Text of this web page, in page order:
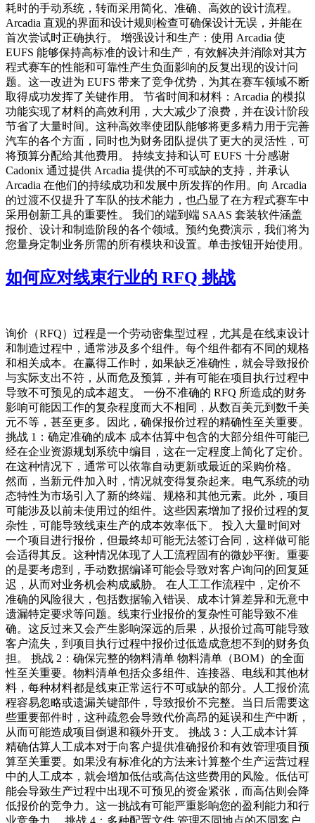
耗时的手动系统，转而采用简化、准确、高效的设计流程。
Arcadia 直观的界面和设计规则检查可确保设计无误，并能在
首次尝试时正确执行。 增强设计和生产：使用 Arcadia 使
EUFS 能够保持高标准的设计和生产，有效解决并消除对其方
程式赛车的性能和可靠性产生负面影响的反复出现的设计问
题。这一改进为 EUFS 带来了竞争优势，为其在赛车领域不断
取得成功发挥了关键作用。 节省时间和材料：Arcadia 的模拟
功能实现了材料的高效利用，大大减少了浪费，并在设计阶段
节省了大量时间。这种高效率使团队能够将更多精力用于完善
汽车的各个方面，同时也为财务团队提供了更大的灵活性，可
将预算分配给其他费用。 持续支持和认可 EUFS 十分感谢
Cadonix 通过提供 Arcadia 提供的不可或缺的支持，并承认
Arcadia 在他们的持续成功和发展中所发挥的作用。向 Arcadia
的过渡不仅提升了车队的技术能力，也凸显了在方程式赛车中
采用创新工具的重要性。 我们的端到端 SAAS 套装软件涵盖
报价、设计和制造阶段的各个领域。预约免费演示，我们将为
您量身定制业务所需的所有模块和设置。单击按钮开始使用。
如何应对线束行业的 RFQ 挑战
询价（RFQ）过程是一个劳动密集型过程，尤其是在线束设计
和制造过程中，通常涉及多个组件。每个组件都有不同的规格
和相关成本。在赢得工作时，如果缺乏准确性，就会导致报价
与实际支出不符，从而危及预算，并有可能在项目执行过程中
导致不可预见的成本超支。 一份不准确的 RFQ 所造成的财务
影响可能因工作的复杂程度而大不相同，从数百美元到数千美
元不等，甚至更多。因此，确保报价过程的精确性至关重要。
挑战 1：确定准确的成本 成本估算中包含的大部分组件可能已
经在企业资源规划系统中编目，这在一定程度上简化了定价。
在这种情况下，通常可以依靠自动更新或最近的采购价格。
然而，当新元件加入时，情况就变得复杂起来。电气系统的动
态特性为市场引入了新的终端、规格和其他元素。此外，项目
可能涉及以前未使用过的组件。这些因素增加了报价过程的复
杂性，可能导致线束生产的成本效率低下。 投入大量时间对
一个项目进行报价，但最终却可能无法签订合同，这样做可能
会适得其反。这种情况体现了人工流程固有的微妙平衡。重要
的是要考虑到，手动数据编译可能会导致对客户询问的回复延
迟，从而对业务机会构成威胁。 在人工工作流程中，定价不
准确的风险很大，包括数据输入错误、成本计算差异和无意中
遗漏特定要求等问题。线束行业报价的复杂性可能导致不准
确。这反过来又会产生影响深远的后果，从报价过高可能导致
客户流失，到项目执行过程中报价过低造成意想不到的财务负
担。 挑战 2：确保完整的物料清单 物料清单（BOM）的全面
性至关重要。物料清单包括众多组件、连接器、电线和其他材
料，每种材料都是线束正常运行不可或缺的部分。人工报价流
程容易忽略或遗漏关键部件，导致报价不完整。当日后需要这
些重要部件时，这种疏忽会导致代价高昂的延误和生产中断，
从而可能造成项目倒退和额外开支。 挑战 3：人工成本计算
精确估算人工成本对于向客户提供准确报价和有效管理项目预
算至关重要。如果没有标准化的方法来计算整个生产运营过程
中的人工成本，就会增加低估或高估这些费用的风险。低估可
能会导致生产过程中出现不可预见的资金紧张，而高估则会降
低报价的竞争力。这一挑战有可能严重影响您的盈利能力和行
业竞争力。 挑战 4：多种配置文件 管理不同地点的不同客户